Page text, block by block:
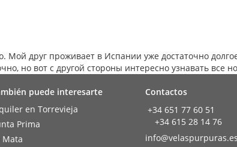
Мой друг проживает в Испании уже достаточно
но вот с другой стороны интересно узнавать все
puede interesarte
en Torrevieja
Prima
Mata
Contactos
+34 651 77 60 51
+34 615 28 14 76
info@velaspurpuras.es